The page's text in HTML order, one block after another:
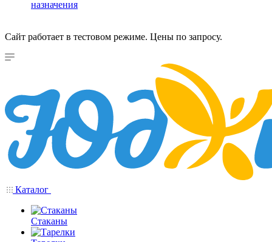
назначения
Сайт работает в тестовом режиме. Цены по запросу.
Каталог
Стаканы